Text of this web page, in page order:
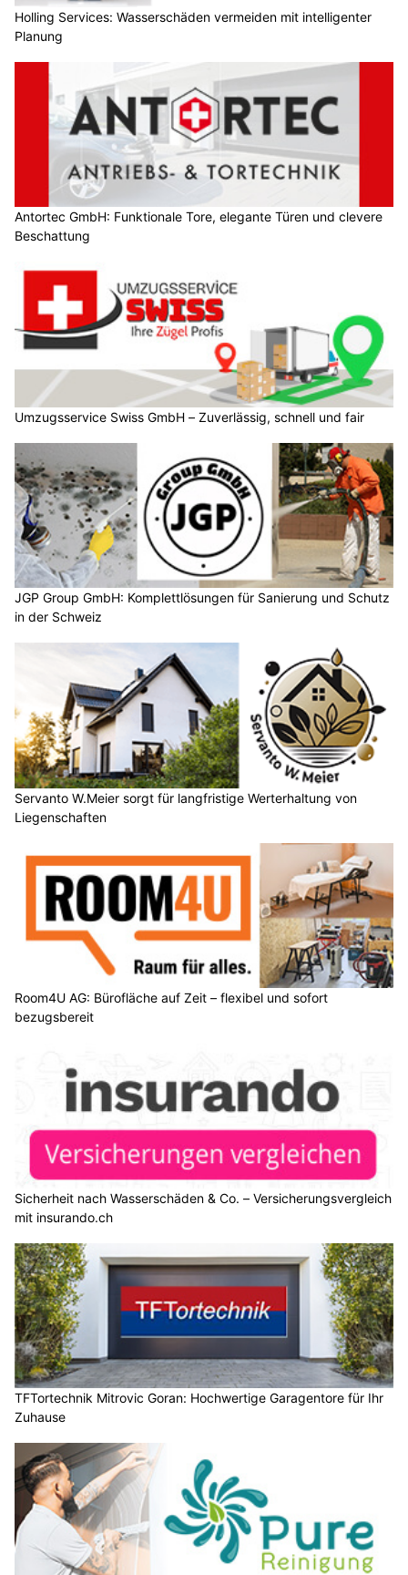
Holling Services: Wasserschäden vermeiden mit intelligenter
Planung
Antortec GmbH: Funktionale Tore, elegante Türen und clevere
Beschattung
Umzugsservice Swiss GmbH – Zuverlässig, schnell und fair
JGP Group GmbH: Komplettlösungen für Sanierung und Schutz
in der Schweiz
Servanto W.Meier sorgt für langfristige Werterhaltung von
Liegenschaften
Room4U AG: Bürofläche auf Zeit – flexibel und sofort
bezugsbereit
Sicherheit nach Wasserschäden & Co. – Versicherungsvergleich
mit insurando.ch
TFTortechnik Mitrovic Goran: Hochwertige Garagentore für Ihr
Zuhause